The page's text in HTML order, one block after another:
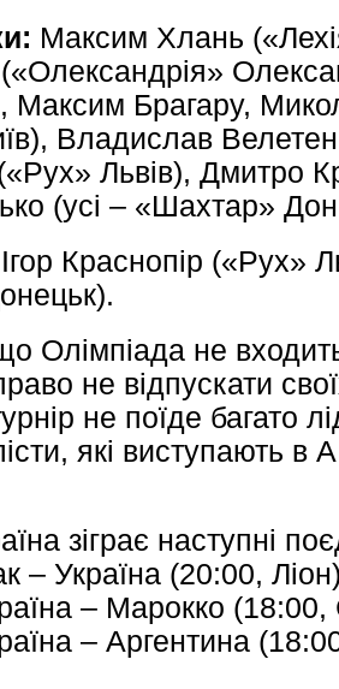
Максим Хлань
Максим Брагару,
Владислав
Львів), Дмитро
(усі – «Шахтар»
Ігор Краснопір («Рух»
Олімпіада не
не відпускати
не поїде багато
які виступають в
зіграє наступні
– Україна (20:00,
– Марокко (18:00,
– Аргентина